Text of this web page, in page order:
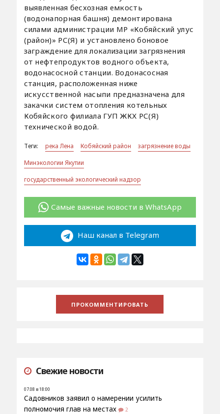
выявленная бесхозная емкость
(водонапорная башня) демонтирована
силами администрации МР «Кобяйский улус
(район)» РС(Я) и установлено боновое
заграждение для локализации загрязнения
от нефтепродуктов водного объекта,
водонасосной станции. Водонасосная
станция, расположенная ниже
искусственной насыпи предназначена для
закачки систем отопления котельных
Кобяйского филиала ГУП ЖКХ РС(Я)
технической водой.
Теги: река Лена Кобяйский район
загрязнение воды
Минэкологии Якутии
государственный экологический надзор
Самые важные новости в WhatsApp
Наш канал в Telegram
Свежие новости
07.08 в 18:00
Садовников заявил о намерении усилить
полномочия глав на местах
2